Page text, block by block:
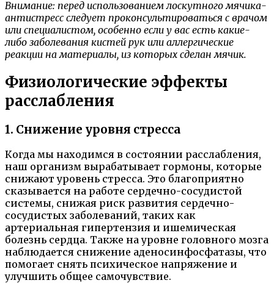
Внимание: перед использованием лоскутного мячика-
антистресс следует проконсультироваться с врачом
или специалистом, особенно если у вас есть какие-
либо заболевания кистей рук или аллергические
реакции на материалы, из которых сделан мячик.
Физиологические эффекты
расслабления
1. Снижение уровня стресса
Когда мы находимся в состоянии расслабления,
наш организм вырабатывает гормоны, которые
снижают уровень стресса. Это благоприятно
сказывается на работе сердечно-сосудистой
системы, снижая риск развития сердечно-
сосудистых заболеваний, таких как
артериальная гипертензия и ишемическая
болезнь сердца. Также на уровне головного мозга
наблюдается снижение аденосинфосфатазы, что
помогает снять психическое напряжение и
улучшить общее самочувствие.